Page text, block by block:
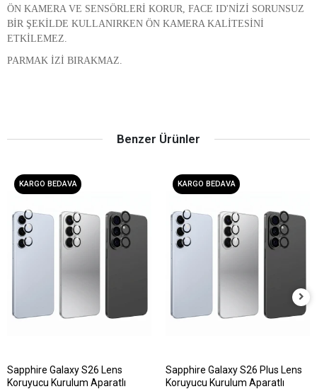
ÖN KAMERA VE SENSÖRLERİ KORUR, FACE ID'NİZİ SORUNSUZ
BİR ŞEKİLDE KULLANIRKEN ÖN KAMERA KALİTESİNİ
ETKİLEMEZ.
PARMAK İZİ BIRAKMAZ.
Benzer Ürünler
KARGO BEDAVA
Sapphire Galaxy S26 Lens
Koruyucu Kurulum Aparatlı
KARGO BEDAVA
Sapphire Galaxy S26 Plus Lens
Koruyucu Kurulum Aparatlı